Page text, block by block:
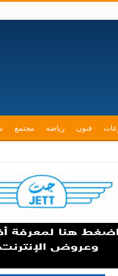
فنون رياضة مجتمع